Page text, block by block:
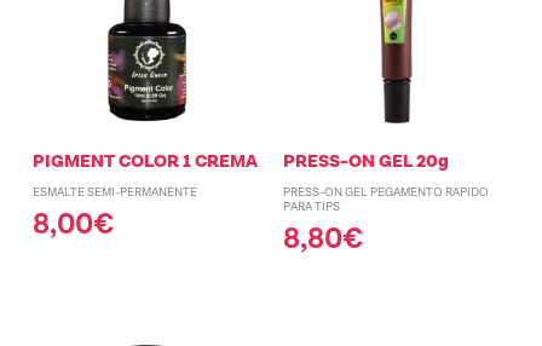
PIGMENT COLOR 1 CREMA
ESMALTE SEMI-PERMANENTE
8,00€
PRESS-ON GEL 20g
PRESS-ON GEL PEGAMENTO RAPIDO
PARA TIPS
8,80€